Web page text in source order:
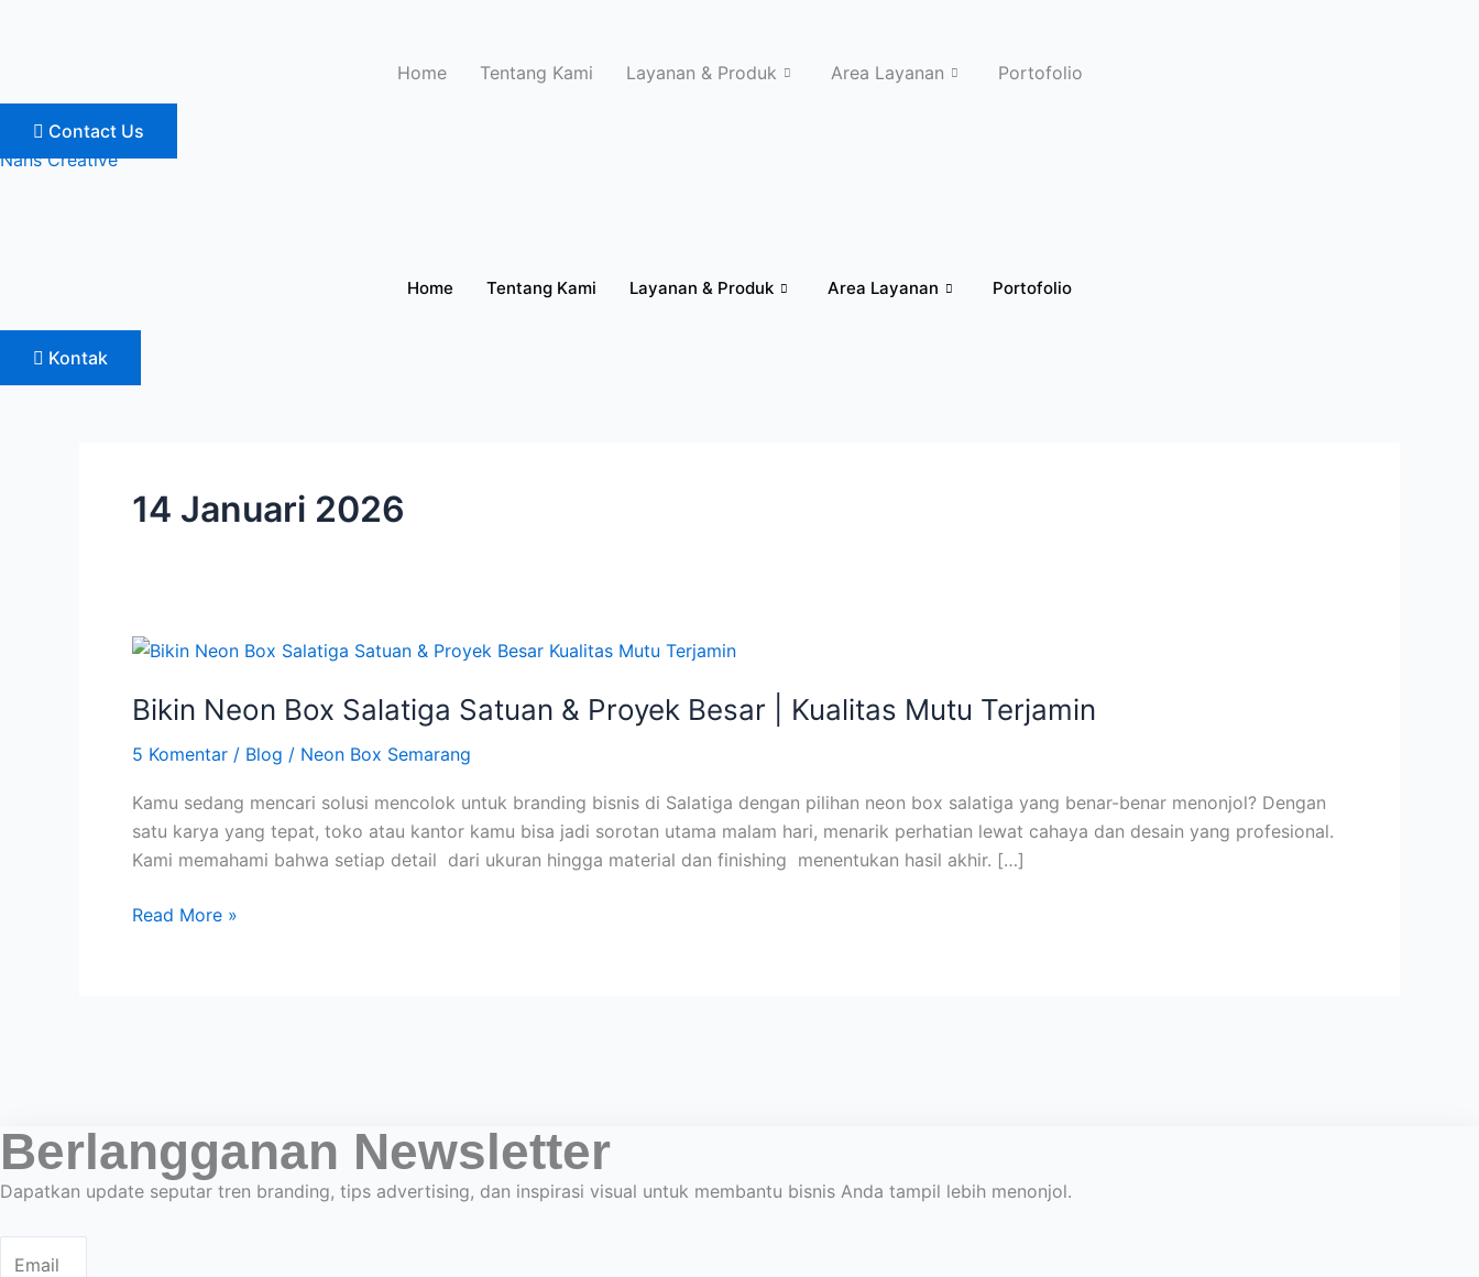
Home Tentang Kami Layanan & Produk Area Layanan Portofolio
Contact Us
Nans Creative
Home Tentang Kami Layanan & Produk Area Layanan Portofolio
Kontak
14 Januari 2026
Bikin Neon Box Salatiga Satuan & Proyek Besar | Kualitas Mutu Terjamin
5 Komentar / Blog / Neon Box Semarang
Kamu sedang mencari solusi mencolok untuk branding bisnis di Salatiga dengan pilihan neon box salatiga yang benar-benar menonjol? Dengan
satu karya yang tepat, toko atau kantor kamu bisa jadi sorotan utama malam hari, menarik perhatian lewat cahaya dan desain yang profesional.
Kami memahami bahwa setiap detail dari ukuran hingga material dan finishing menentukan hasil akhir. […]
Bikin
Box
Satuan
&
Proyek
Besar
Kualitas
Read More »
Berlangganan Newsletter
Dapatkan update seputar tren branding, tips advertising, dan inspirasi visual untuk membantu bisnis Anda tampil lebih menonjol.